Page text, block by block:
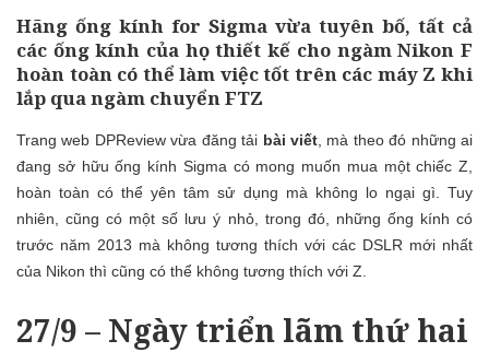
Hãng ống kính for Sigma vừa tuyên bố, tất cả
các ống kính của họ thiết kế cho ngàm Nikon F
hoàn toàn có thể làm việc tốt trên các máy Z khi
lắp qua ngàm chuyển FTZ
Trang web DPReview vừa đăng tải bài viết, mà theo đó những ai
đang sở hữu ống kính Sigma có mong muốn mua một chiếc Z,
hoàn toàn có thể yên tâm sử dụng mà không lo ngại gì. Tuy
nhiên, cũng có một số lưu ý nhỏ, trong đó, những ống kính có
trước năm 2013 mà không tương thích với các DSLR mới nhất
của Nikon thì cũng có thể không tương thích với Z.
27/9 – Ngày triển lãm thứ hai